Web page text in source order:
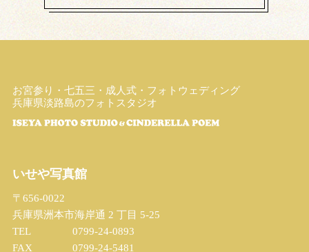
お宮参り・七五三・成人式・フォトウェディング
兵庫県淡路島のフォトスタジオ
いせや写真館
〒656-0022
兵庫県洲本市海岸通 2 丁目 5-25
TEL
0799-24-0893
FAX
0799-24-5481